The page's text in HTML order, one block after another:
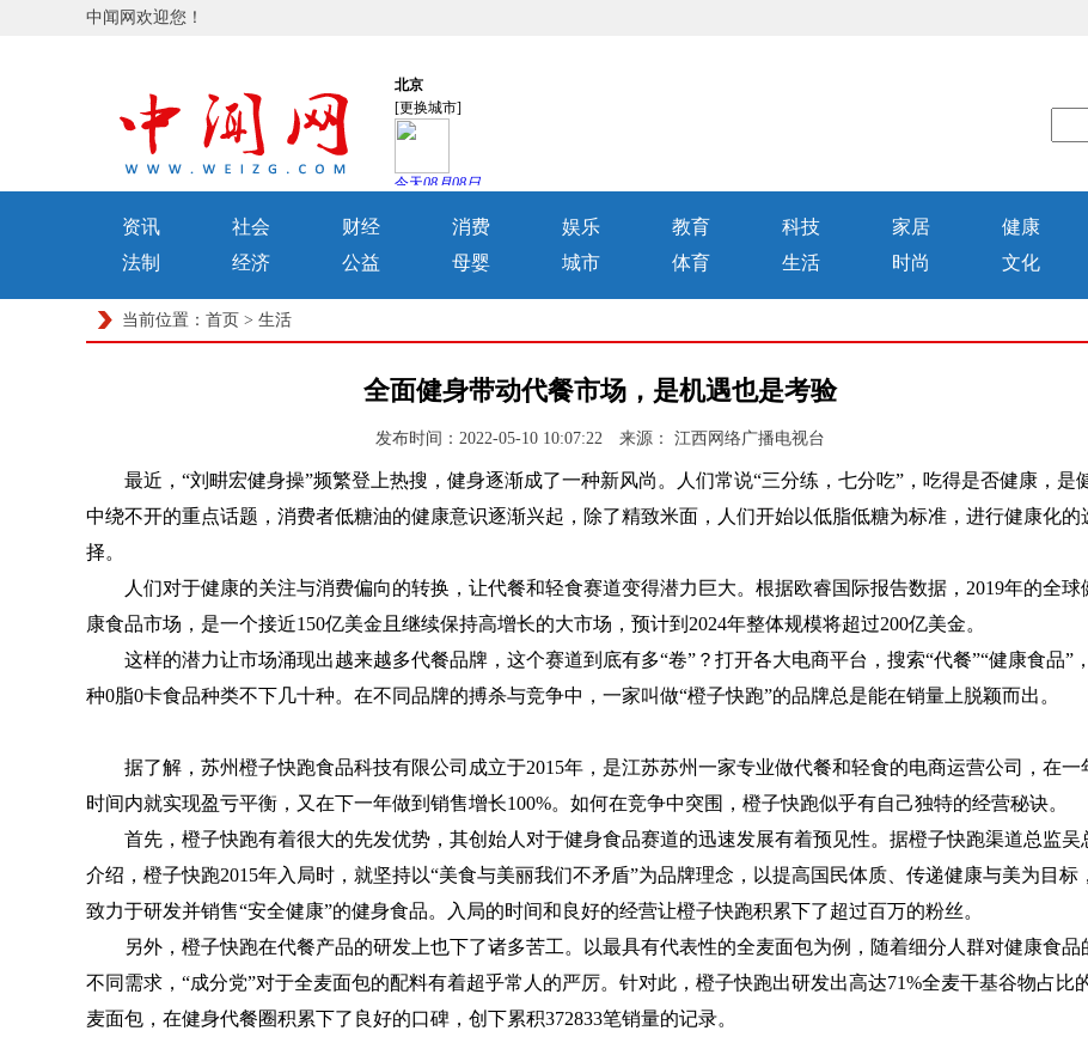
中闻网欢迎您！
资讯 社会 财经 消费 娱乐 教育 科技 家居 健康
法制
经济 公益 母婴 城市 体育 生活 时尚 文化
当前位置： 首页 > 生活
全面健身带动代餐市场，是机遇也是考验
发布时间：2022-05-10 10:07:22 来源： 江西网络广播电视台
最近，“刘畊宏健身操”频繁登上热搜，健身逐渐成了一种新风尚。人们常说“三分练，七分吃”，吃得是否健康，是
中绕不开的重点话题，消费者低糖油的健康意识逐渐兴起，除了精致米面，人们开始以低脂低糖为标准，进行健康化的
择。
人们对于健康的关注与消费偏向的转换，让代餐和轻食赛道变得潜力巨大。根据欧睿国际报告数据，2019年的全球
康食品市场，是一个接近150亿美金且继续保持高增长的大市场，预计到2024年整体规模将超过200亿美金。
这样的潜力让市场涌现出越来越多代餐品牌，这个赛道到底有多“卷”？打开各大电商平台，搜索“代餐”“健康食品”
种0脂0卡食品种类不下几十种。在不同品牌的搏杀与竞争中，一家叫做“橙子快跑”的品牌总是能在销量上脱颖而出。
据了解，苏州橙子快跑食品科技有限公司成立于2015年，是江苏苏州一家专业做代餐和轻食的电商运营公司，在一
时间内就实现盈亏平衡，又在下一年做到销售增长100%。如何在竞争中突围，橙子快跑似乎有自己独特的经营秘诀。
首先，橙子快跑有着很大的先发优势，其创始人对于健身食品赛道的迅速发展有着预见性。据橙子快跑渠道总监吴
介绍，橙子快跑2015年入局时，就坚持以“美食与美丽我们不矛盾”为品牌理念，以提高国民体质、传递健康与美为目标，
致力于研发并销售“安全健康”的健身食品。入局的时间和良好的经营让橙子快跑积累下了超过百万的粉丝。
另外，橙子快跑在代餐产品的研发上也下了诸多苦工。以最具有代表性的全麦面包为例，随着细分人群对健康食品
不同需求，“成分党”对于全麦面包的配料有着超乎常人的严厉。针对此，橙子快跑出研发出高达71%全麦干基谷物占比
麦面包，在健身代餐圈积累下了良好的口碑，创下累积372833笔销量的记录。